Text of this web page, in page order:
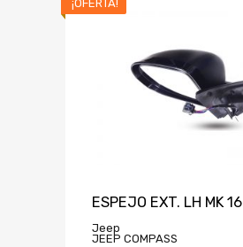
¡OFERTA!
ESPEJO EXT. LH MK 16
Jeep
JEEP COMPASS